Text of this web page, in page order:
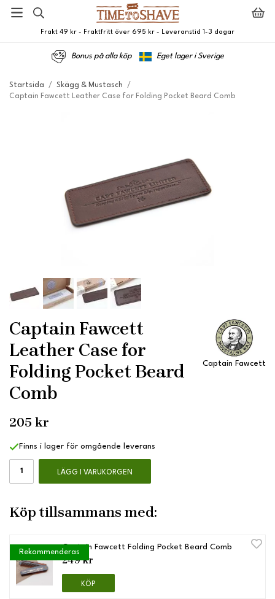
Frakt 49 kr - Fraktfritt över 695 kr - Leveranstid 1-3 dagar
Bonus på alla köp Eget lager i Sverige
Startsida / Skägg & Mustasch
/
Captain Fawcett Leather Case for Folding Pocket Beard Comb
Captain Fawcett
Leather Case for
Folding Pocket Beard
Comb
Captain Fawcett
205 kr
Finns i lager för omgående leverans
LÄGG I VARUKORGEN
Köp tillsammans med:
Rekommenderas
Captain Fawcett Folding Pocket Beard Comb
249 kr
KÖP